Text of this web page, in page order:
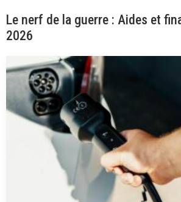
Le nerf de la guerre : Aides et
2026